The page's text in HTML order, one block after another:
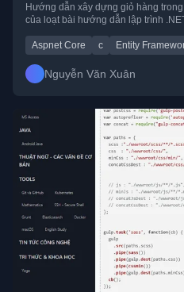
Hướng dẫn xây dựng giỏ hàng
của loạt bài hướng dẫn lập trình
Aspnet Core c Entity
Nguyễn Văn Xuân